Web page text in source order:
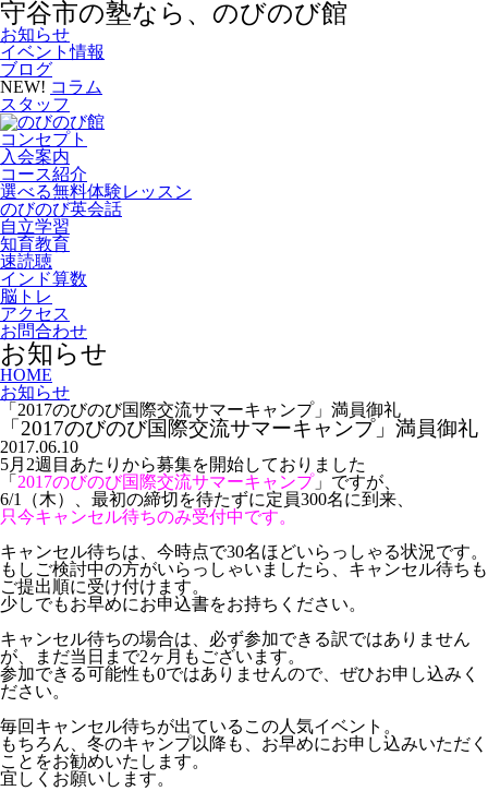
守谷市の塾なら、のびのび館
お知らせ
イベント情報
ブログ
NEW! コラム
スタッフ
コンセプト
入会案内
コース紹介
選べる無料体験レッスン
のびのび英会話
自立学習
知育教育
速読聴
インド算数
脳トレ
アクセス
お問合わせ
お知らせ
HOME
お知らせ
「2017のびのび国際交流サマーキャンプ」満員御礼
「2017のびのび国際交流サマーキャンプ」満員御礼
2017.06.10
5月2週目あたりから募集を開始しておりました
「 2017のびのび国際交流サマーキャンプ」ですが、
6/1（木）、最初の締切を待たずに定員300名に到来、
只今キャンセル待ちのみ受付中です。
キャンセル待ちは、今時点で30名ほどいらっしゃる状況です。
もしご検討中の方がいらっしゃいましたら、キャンセル待ちも
ご提出順に受け付けます。
少しでもお早めにお申込書をお持ちください。
キャンセル待ちの場合は、必ず参加できる訳ではありません
が、まだ当日まで2ヶ月もございます。
参加できる可能性も0ではありませんので、ぜひお申し込みく
ださい。
毎回キャンセル待ちが出ているこの人気イベント。
もちろん、冬のキャンプ以降も、お早めにお申し込みいただく
ことをお勧めいたします。
宜しくお願いします。